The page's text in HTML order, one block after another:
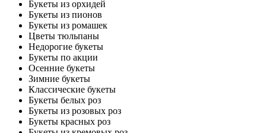
Букеты из орхидей
Букеты из пионов
Букеты из ромашек
Цветы тюльпаны
Недорогие букеты
Букеты по акции
Осенние букеты
Зимние букеты
Классические букеты
Букеты белых роз
Букеты из розовых роз
Букеты красных роз